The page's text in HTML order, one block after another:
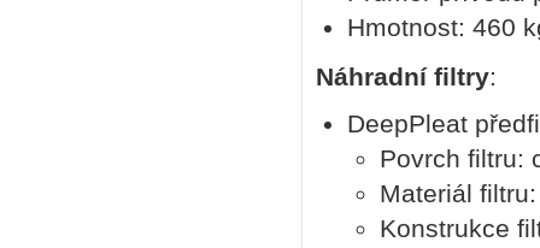
Hmotnost: 460
Náhradní filtry:
DeepPleat
Povrch filtru:
Materiál
Konstrukce